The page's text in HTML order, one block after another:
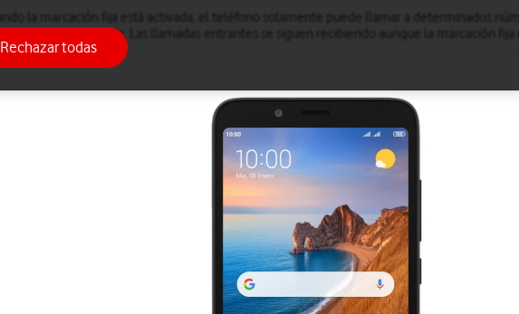
de emergencia. Las llamadas entrantes se siguen recibiendo aunque la marcación fija
Rechazar todas